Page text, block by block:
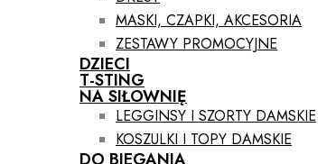
MASKI, CZAPKI, AKCESORIA
ZESTAWY PROMOCYJNE
DZIECI
T-STING
NA SIŁOWNIĘ
LEGGINSY I SZORTY DAMSKIE
KOSZULKI I TOPY DAMSKIE